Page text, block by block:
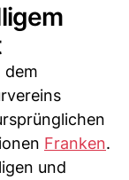
dem
Franken.
und